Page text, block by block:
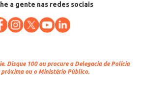
a gente nas redes sociais
Disque 100 ou procure a Delegacia de Polícia
próxima ou o Ministério Público.